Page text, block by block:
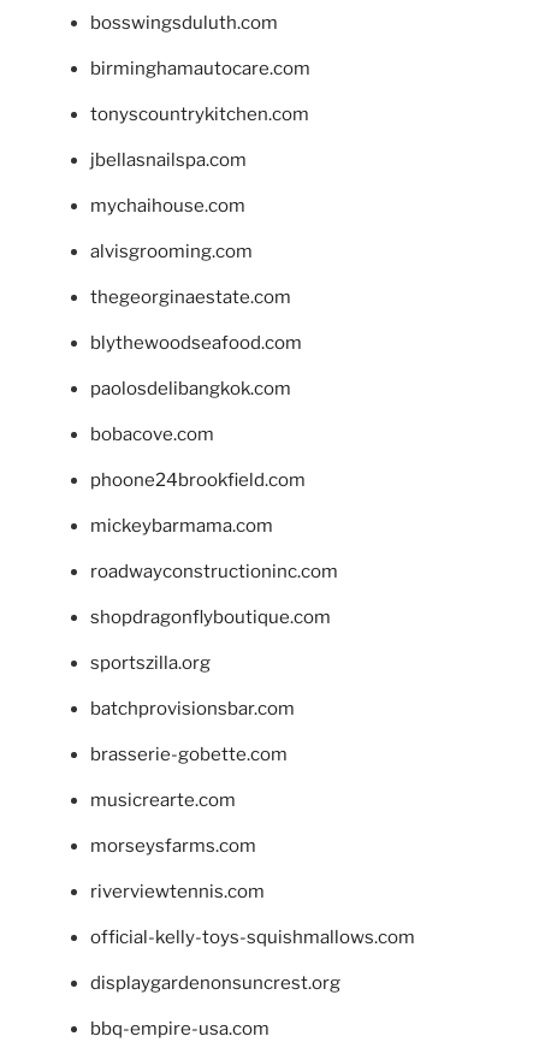
bosswingsduluth.com
birminghamautocare.com
tonyscountrykitchen.com
jbellasnailspa.com
mychaihouse.com
alvisgrooming.com
thegeorginaestate.com
blythewoodseafood.com
paolosdelibangkok.com
bobacove.com
phoone24brookfield.com
mickeybarmama.com
roadwayconstructioninc.com
shopdragonflyboutique.com
sportszilla.org
batchprovisionsbar.com
brasserie-gobette.com
musicrearte.com
morseysfarms.com
riverviewtennis.com
official-kelly-toys-squishmallows.com
displaygardenonsuncrest.org
bbq-empire-usa.com